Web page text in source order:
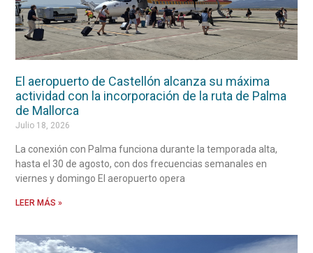
El aeropuerto de Castellón alcanza su máxima
actividad con la incorporación de la ruta de Palma
de Mallorca
Julio 18, 2026
La conexión con Palma funciona durante la temporada alta,
hasta el 30 de agosto, con dos frecuencias semanales en
viernes y domingo El aeropuerto opera
LEER MÁS »